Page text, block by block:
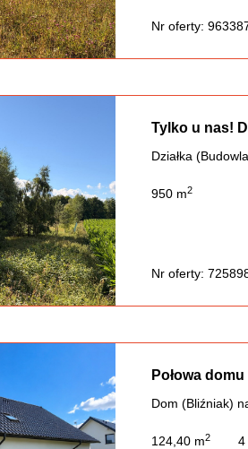
Nr oferty:
Tylko u nas!
Działka
950 m2
Nr oferty:
Połowa
Dom (Bliźniak)
124,40 m2 4